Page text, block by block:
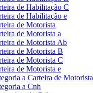
de Habilitação C
de Habilitação e
de Motorista
de Motorista a
de Motorista Ab
de Motorista B
de Motorista C
de Motorista e
a Carteira de Motorista
a Cnh